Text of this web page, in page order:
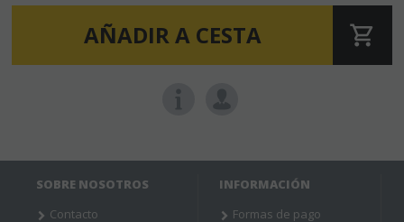
AÑADIR A CESTA
SOBRE NOSOTROS
Contacto
INFORMACIÓN
Formas de pago